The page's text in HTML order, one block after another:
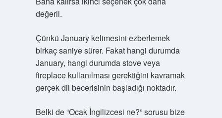
değerli.
Çünkü January kelimesini ezberlemek
birkaç saniye sürer. Fakat hangi durumda
January, hangi durumda stove veya
fireplace kullanılması gerektiğini kavramak
gerçek dil becerisinin başladığı noktadır.
Belki de “Ocak İngilizcesi ne?” sorusu bize